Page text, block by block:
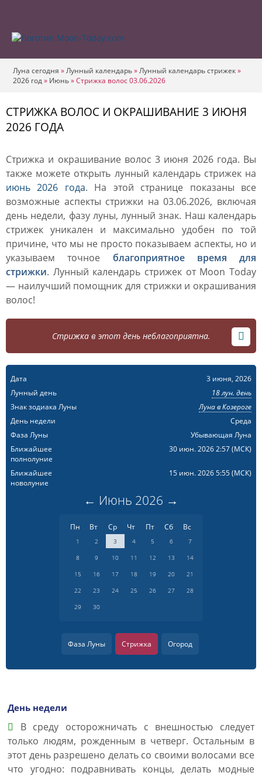
Луна сегодня »Лунный календарь»Лунный календарь стрижек»
2026 год» Июнь»Стрижка волос 03.06.2026
СТРИЖКА ВОЛОС И ОКРАШИВАНИЕ 3 ИЮНЯ
2026 ГОДА
Стрижка и окрашивание волос 3 июня 2026 года. Вы
также можете открыть лунный календарь стрижек на
июнь 2026 года. На этой странице показаны все
возможные аспекты стрижки на 03.06.2026, включая
день недели, фазу луны, лунный знак. Наш календарь
стрижек уникален и максимально удобен по той
причине, что мы не просто показываем аспекты, но и
указываем точное благоприятное время для
стрижки. Лунный календарь стрижек от Moon Today
— наилучший помощник для стрижки и окрашивания
волос!
Стрижка в этот день неблагоприятна.
Дата
3 июня, 2026
Лунный день
18 лун. день
Знак зодиака Луны
Луна в Козероге
День недели
Среда
Фаза Луны
Убывающая Луна
Ближайшее
полнолуние
30 июн. 2026 2:57(МСК)
Ближайшее
новолуние
15 июн. 2026 5:55(МСК)
← Июнь 2026 →
Пн Вт Ср Чт Пт Сб Вс
1 2 3 4 5 6
7
8
9 10 11 12 13
14
15
16 17 18 19 20
21
22
23 24 25 26 27
28
29
30
Фаза Луны Стрижка Огород
День недели
В среду осторожничать с внешностью следует
только людям, рожденным в четверг. Остальным в
этот день разрешено делать со своими волосами все
что угодно: подравнивать концы, делать модные